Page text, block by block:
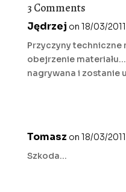
3 Comments
Jędrzej on 18/03/
Przyczyny techniczne
obejrzenie
nagrywana i zostanie
Tomasz on 18/03/
Szkoda…